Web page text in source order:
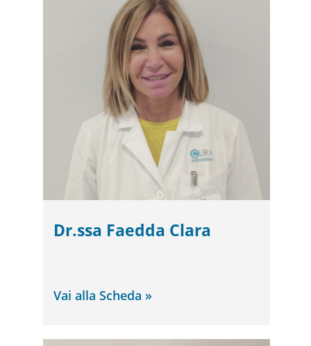
Dr.ssa Faedda Clara
Vai alla Scheda »